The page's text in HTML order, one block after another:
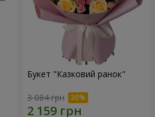
Букет "Казковий ранок"
3 084 грн